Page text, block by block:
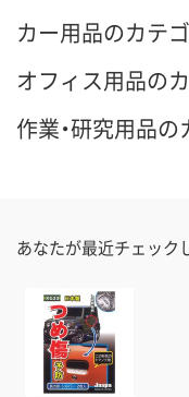
カー用品のカテ
オフィス用品の
作業・研究用品
あなたが最近チェック